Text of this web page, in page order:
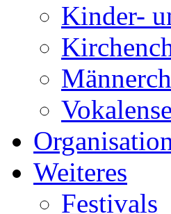
Kinder-
Weiteres
Festivals